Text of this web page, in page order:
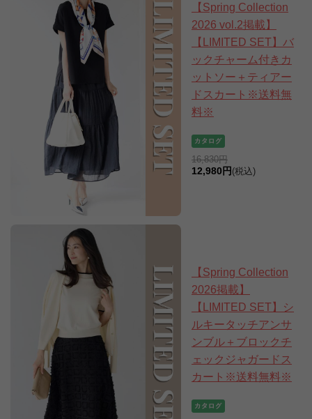
【Spring Collection
2026 vol.2掲載】
【LIMITED SET】バ
ックチャーム付きカ
ットソー＋ティアー
ドスカート※送料無
料※
16,830円
12,980円 (税込)
【Spring Collection
2026掲載】
【LIMITED SET】シ
ルキータッチアンサ
ンブル＋ブロックチ
ェックジャガードス
カート※送料無料※